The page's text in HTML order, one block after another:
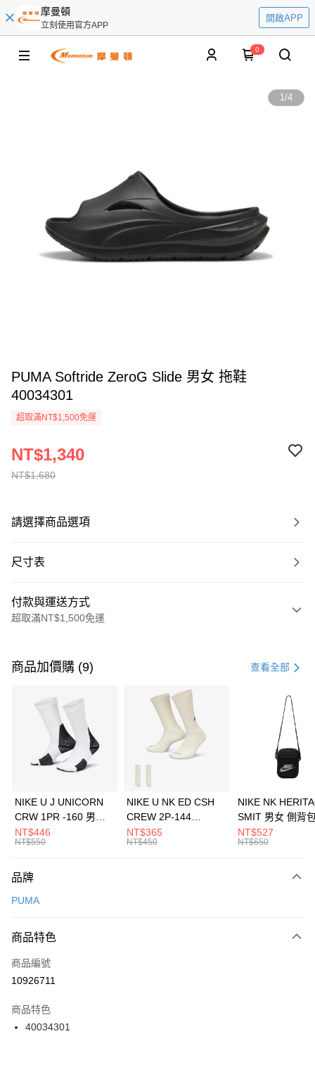
摩曼頓
立刻使用官方APP
開啟APP
0
1/4
PUMA Softride ZeroG Slide 男女 拖鞋
40034301
超取滿NT$1,500免運
NT$1,680
NT$1,340
請選擇商品選項
尺寸表
付款與運送方式
超取滿NT$1,500免運
信用卡一次付款
3 期 0 利率 每期 21家銀行
合作金庫商業銀行
第一商業銀行
華南商業銀行
彰化商業銀行
上海商業儲蓄銀行
元大商業銀行
台灣樂天信用卡公司
Apple Pay
全盈+PAY
AFTEE先享後付
【關於「AFTEE先享後付」】
便利好安心！
３．安心：先確認商品／服務後，再付款。
【「AFTEE先享後付」結帳流程】
１．於結帳方式選擇「AFTEE先享後付」後，將跳轉至「AFTEE先享後付」
２．訂單成立數日內，您將收到繳費通知簡訊。
３．收到繳費通知簡訊後14天內，點擊此簡訊中的連結，可透過四大超商／
ATM／網路銀行／等多元方式進行付款，方視為交易完成。
運送方式
每筆NT$100，滿NT$1,500(含以上)免運費
宅配
每筆NT$100，滿NT$1,500(含以上)免運費
商品加價購 (9) 查看全部
NIKE U J UNICORN
CRW 1PR -160 男女
中統襪 FZ3393100
NT$446
NT$550
NIKE U NK ED CSH
CREW 2P-144
EMBRDY 男女 短統襪
FZ3073133
NT$365
NT$450
NIKE NK
SMIT 男女 側背
BA5871010
NT$527
NT$650
品牌
PUMA
商品特色
商品編號
10926711
商品特色
40034301